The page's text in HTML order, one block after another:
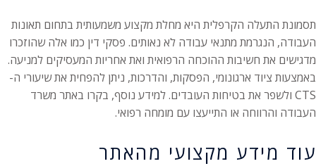
תסמונת התעלה הקרפלית היא מחלת מקצוע משמעותית בתחום תאונות
העבודה, הנגרמת מתנאי עבודה לא נאותים. פסקי דין כמו אלה שהוזכרו
מדגישים את חשיבות ההוכחה הרפואית ואת אחריות המעסיקים למניעה.
באמצעות ציוד ארגונומי, הפסקות, והדרכות, ניתן להפחית את שיעורי ה-
CTS ולשפר את בטיחות העובדים. למידע נוסף, בקרו באתר משרד
העבודה והרווחה או התייעצו עם מומחה רפואי.
עוד מידע מקצועי מהאתר